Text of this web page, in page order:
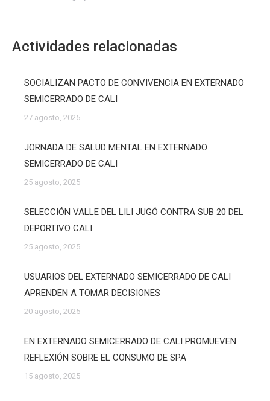
Actividades relacionadas
SOCIALIZAN PACTO DE CONVIVENCIA EN EXTERNADO
SEMICERRADO DE CALI
27 agosto, 2025
JORNADA DE SALUD MENTAL EN EXTERNADO
SEMICERRADO DE CALI
25 agosto, 2025
SELECCIÓN VALLE DEL LILI JUGÓ CONTRA SUB 20 DEL
DEPORTIVO CALI
25 agosto, 2025
USUARIOS DEL EXTERNADO SEMICERRADO DE CALI
APRENDEN A TOMAR DECISIONES
20 agosto, 2025
EN EXTERNADO SEMICERRADO DE CALI PROMUEVEN
REFLEXIÓN SOBRE EL CONSUMO DE SPA
15 agosto, 2025